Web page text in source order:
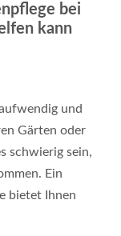
bei
kann
und
Gärten oder
schwierig sein,
Ein
bietet Ihnen